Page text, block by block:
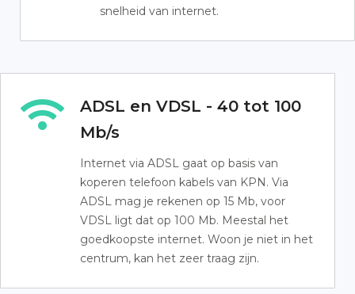
snelheid van internet.
ADSL en VDSL - 40 tot 100
Mb/s
Internet via ADSL gaat op basis van
koperen telefoon kabels van KPN. Via
ADSL mag je rekenen op 15 Mb, voor
VDSL ligt dat op 100 Mb. Meestal het
goedkoopste internet. Woon je niet in het
centrum, kan het zeer traag zijn.